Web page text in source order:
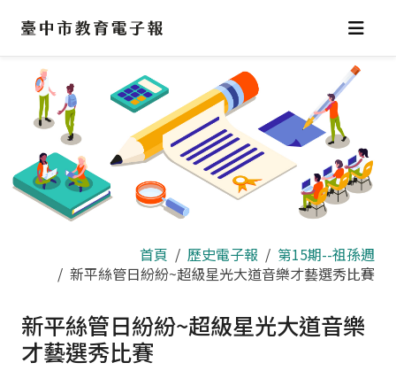
區
首頁 歷史電子報
第15期--祖孫週
新平絲管日紛紛~超級星光大道音樂才藝選秀比賽
新平絲管日紛紛~超級星光大道音樂
才藝選秀比賽